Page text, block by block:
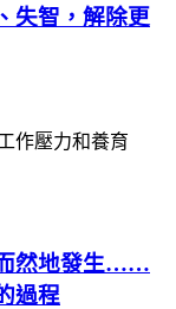
失智，解除更
作壓力和養育
然地發生……
過程